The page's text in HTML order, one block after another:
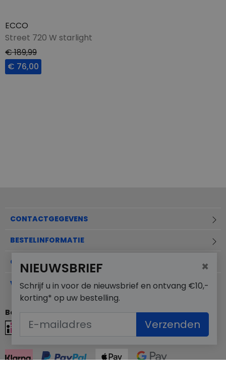
ECCO
Street 720 W starlight
€ 189,99
€ 76,00
CONTACTGEGEVENS
BESTELINFORMATIE
OVER MERKSCHOENENSTUNTER.NL
VEELGESTELDE VRAGEN
Betaalmogelijkheden
×
NIEUWSBRIEF
Schrijf u in voor de nieuwsbrief en ontvang €10,-
korting* op uw bestelling.
Verzenden